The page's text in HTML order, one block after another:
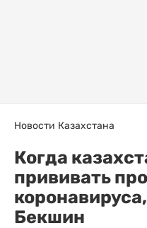
Новости Казахстана
Когда
прививать
Бекшин